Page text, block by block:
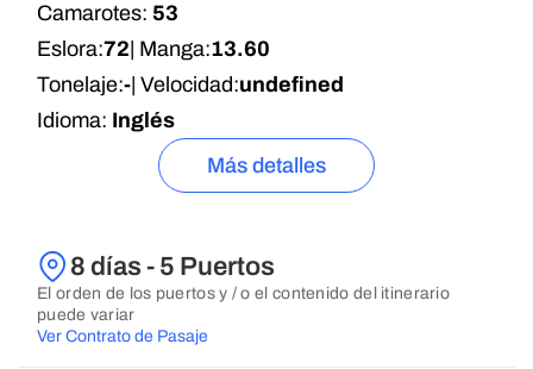
Camarotes: 53
Eslora:72 | Manga:13.60
Tonelaje:- | Velocidad:undefined
Idioma: Inglés
Más detalles
8 días - 5 Puertos
El orden de los puertos y / o el contenido del itinerario
puede variar
Ver Contrato de Pasaje